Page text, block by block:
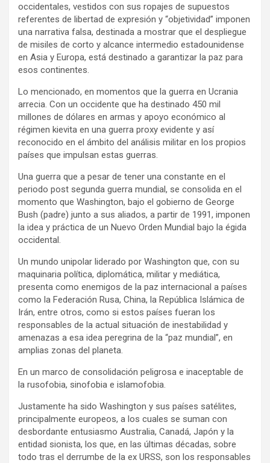
occidentales, vestidos con sus ropajes de supuestos
referentes de libertad de expresión y “objetividad” imponen
una narrativa falsa, destinada a mostrar que el despliegue
de misiles de corto y alcance intermedio estadounidense
en Asia y Europa, está destinado a garantizar la paz para
esos continentes.
Lo mencionado, en momentos que la guerra en Ucrania
arrecia. Con un occidente que ha destinado 450 mil
millones de dólares en armas y apoyo económico al
régimen kievita en una guerra proxy evidente y así
reconocido en el ámbito del análisis militar en los propios
países que impulsan estas guerras.
Una guerra que a pesar de tener una constante en el
periodo post segunda guerra mundial, se consolida en el
momento que Washington, bajo el gobierno de George
Bush (padre) junto a sus aliados, a partir de 1991, imponen
la idea y práctica de un Nuevo Orden Mundial bajo la égida
occidental.
Un mundo unipolar liderado por Washington que, con su
maquinaria política, diplomática, militar y mediática,
presenta como enemigos de la paz internacional a países
como la Federación Rusa, China, la República Islámica de
Irán, entre otros, como si estos países fueran los
responsables de la actual situación de inestabilidad y
amenazas a esa idea peregrina de la “paz mundial”, en
amplias zonas del planeta.
En un marco de consolidación peligrosa e inaceptable de
la rusofobia, sinofobia e islamofobia.
Justamente ha sido Washington y sus países satélites,
principalmente europeos, a los cuales se suman con
desbordante entusiasmo Australia, Canadá, Japón y la
entidad sionista, los que, en las últimas décadas, sobre
todo tras el derrumbe de la ex URSS, son los responsables